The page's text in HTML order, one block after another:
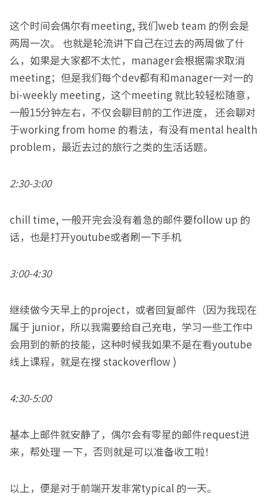
这个时间会偶尔有meeting, 我们web team 的例会是
两周一次。 也就是轮流讲下自己在过去的两周做了什
么，如果是大家都不太忙，manager会根据需求取消
meeting；但是我们每个dev都有和manager一对一的
bi-weekly meeting，这个meeting 就比较轻松随意，
一般15分钟左右，不仅会聊目前的工作进度， 还会聊对
于working from home 的看法，有没有mental health
problem，最近去过的旅行之类的生活话题。
2:30-3:00
chill time, 一般开完会没有着急的邮件要follow up 的
话，也是打开youtube或者刷一下手机
3:00-4:30
继续做今天早上的project，或者回复邮件（因为我现在
属于 junior，所以我需要给自己充电，学习一些工作中
会用到的新的技能，这种时候我如果不是在看youtube
线上课程，就是在搜 stackoverflow )
4:30-5:00
基本上邮件就安静了，偶尔会有零星的邮件request进
来，帮处理 一下，否则就是可以准备收工啦！
以上，便是对于前端开发非常typical 的一天。